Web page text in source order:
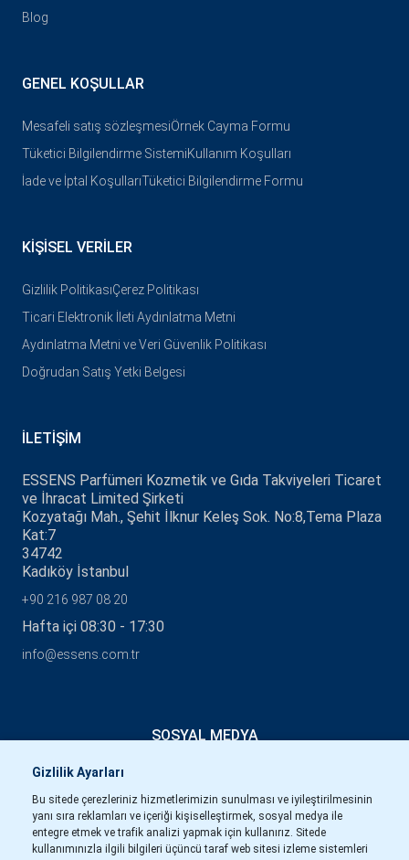
Gizlilik Ayarları
Bu sitede çerezleriniz hizmetlerimizin sunulması ve iyileştirilmesinin
yanı sıra reklamları ve içeriği kişiselleştirmek, sosyal medya ile
entegre etmek ve trafik analizi yapmak için kullanırız. Sitede
kullanımınızla ilgili bilgileri üçüncü taraf web sitesi izleme sistemleri
Blog
GENEL KOŞULLAR
Mesafeli satış sözleşmesiÖrnek Cayma Formu
Tüketici Bilgilendirme SistemiKullanım Koşulları
İade ve İptal KoşullarıTüketici Bilgilendirme Formu
KIŞISEL VERILER
Gizlilik PolitikasıÇerez Politikası
Ticari Elektronik İleti Aydınlatma Metni
Aydınlatma Metni ve Veri Güvenlik Politikası
Doğrudan Satış Yetki Belgesi
İLETIŞIM
ESSENS Parfümeri Kozmetik ve Gıda Takviyeleri Ticaret
ve İhracat Limited Şirketi
Kozyatağı Mah., Şehit İlknur Keleş Sok. No:8,Tema Plaza
Kat:7
34742
Kadıköy İstanbul
+90 216 987 08 20
Hafta içi 08:30 - 17:30
info@essens.com.tr
SOSYAL MEDYA